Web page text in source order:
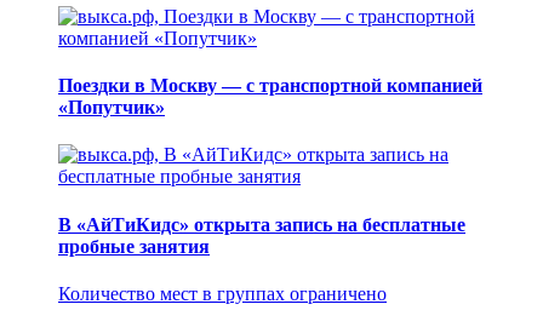
Поездки в Москву — с транспортной компанией
«Попутчик»
В «АйТиКидс» открыта запись на бесплатные
пробные занятия
Количество мест в группах ограничено